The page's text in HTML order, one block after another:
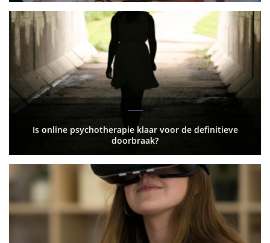
Is online psychotherapie klaar voor de definitieve
doorbraak?